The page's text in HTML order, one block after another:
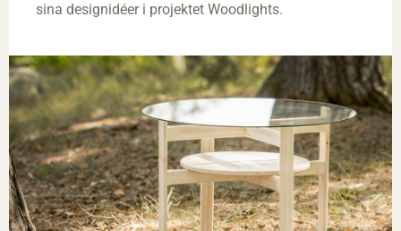
sina designidéer i projektet Woodlights.